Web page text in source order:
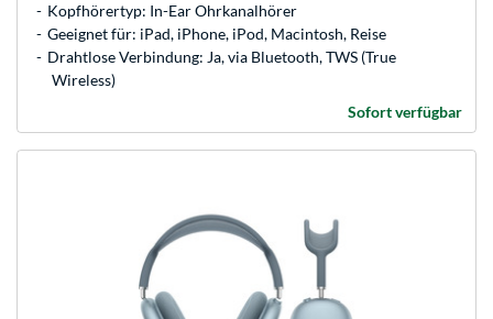
Kopfhörertyp: In-Ear Ohrkanalhörer
Geeignet für: iPad, iPhone, iPod, Macintosh, Reise
Drahtlose Verbindung: Ja, via Bluetooth, TWS (True
Wireless)
Sofort verfügbar